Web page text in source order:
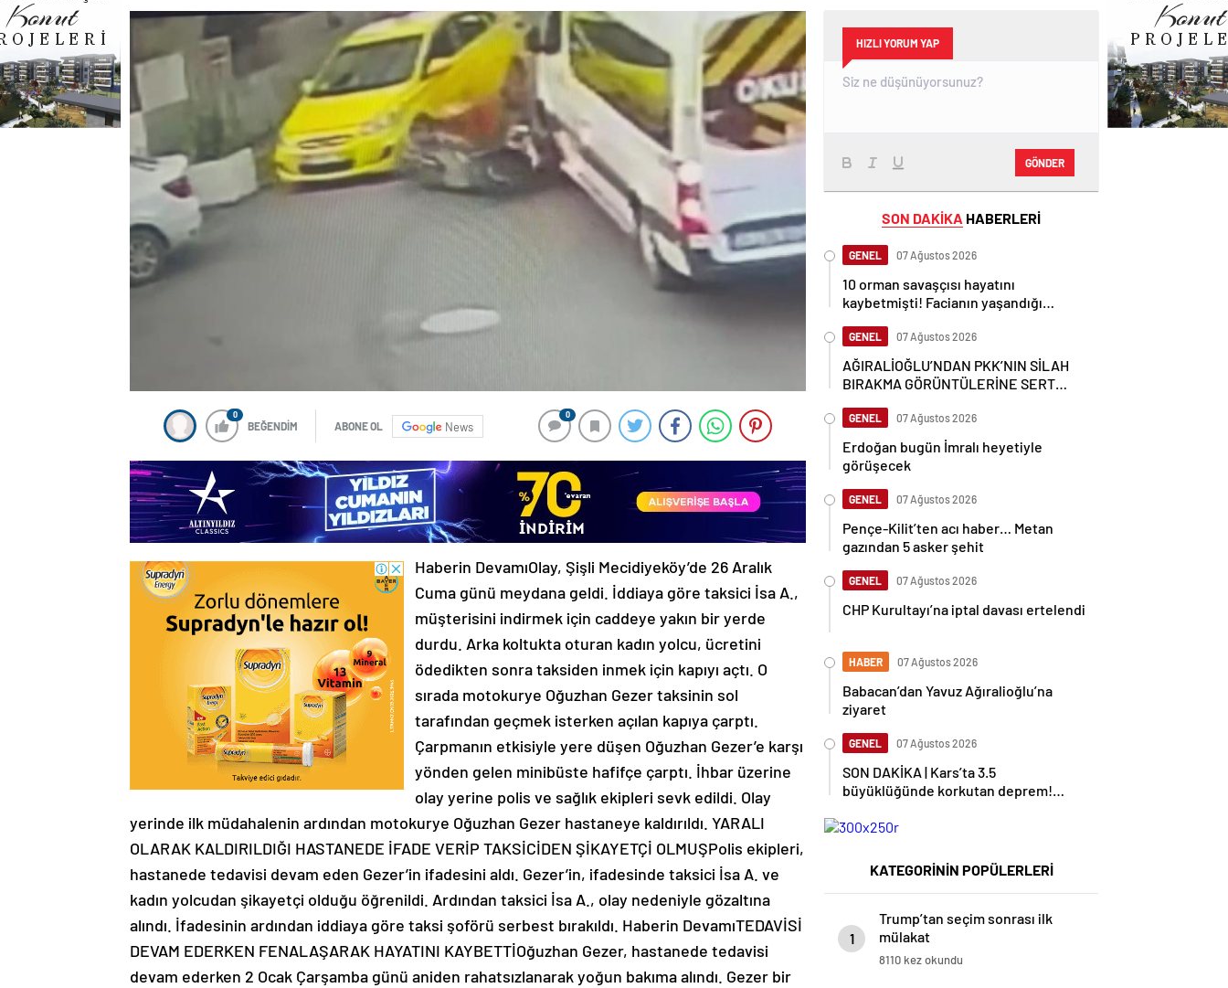
0
BEĞENDİM ABONE OL News
0
Haberin DevamıOlay, Şişli Mecidiyeköy’de 26 Aralık
Cuma günü meydana geldi. İddiaya göre taksici İsa A.,
müşterisini indirmek için caddeye yakın bir yerde
durdu. Arka koltukta oturan kadın yolcu, ücretini
ödedikten sonra taksiden inmek için kapıyı açtı. O
sırada motokurye Oğuzhan Gezer taksinin sol
tarafından geçmek isterken açılan kapıya çarptı.
Çarpmanın etkisiyle yere düşen Oğuzhan Gezer’e karşı
yönden gelen minibüste hafifçe çarptı. İhbar üzerine
olay yerine polis ve sağlık ekipleri sevk edildi. Olay
yerinde ilk müdahalenin ardından motokurye Oğuzhan Gezer hastaneye kaldırıldı. YARALI
OLARAK KALDIRILDIĞI HASTANEDE İFADE VERİP TAKSİCİDEN ŞİKAYETÇİ OLMUŞPolis ekipleri,
hastanede tedavisi devam eden Gezer’in ifadesini aldı. Gezer’in, ifadesinde taksici İsa A. ve
kadın yolcudan şikayetçi olduğu öğrenildi. Ardından taksici İsa A., olay nedeniyle gözaltına
alındı. İfadesinin ardından iddiaya göre taksi şoförü serbest bırakıldı. Haberin DevamıTEDAVİSİ
DEVAM EDERKEN FENALAŞARAK HAYATINI KAYBETTİOğuzhan Gezer, hastanede tedavisi
devam ederken 2 Ocak Çarşamba günü aniden rahatsızlanarak yoğun bakıma alındı. Gezer bir
HIZLI YORUM YAP
GÖNDER
SON DAKİKA HABERLERİ
GENEL 07 Ağustos 2026
10 orman savaşçısı hayatını
kaybetmişti! Facianın yaşandığı
GENEL 07 Ağustos 2026
AĞIRALİOĞLU’NDAN PKK’NIN SİLAH
BIRAKMA GÖRÜNTÜLERİNE SERT
GENEL 07 Ağustos 2026
Erdoğan bugün İmralı heyetiyle
görüşecek
GENEL 07 Ağustos 2026
Pençe-Kilit’ten acı haber… Metan
gazından 5 asker şehit
GENEL 07 Ağustos 2026
CHP Kurultayı’na iptal davası ertelendi
HABER 07 Ağustos 2026
Babacan’dan Yavuz Ağıralioğlu’na
ziyaret
GENEL 07 Ağustos 2026
SON DAKİKA | Kars’ta 3.5
büyüklüğünde korkutan deprem!
KATEGORİNİN POPÜLERLERİ
1
Trump’tan seçim sonrası ilk
mülakat
8110 kez okundu